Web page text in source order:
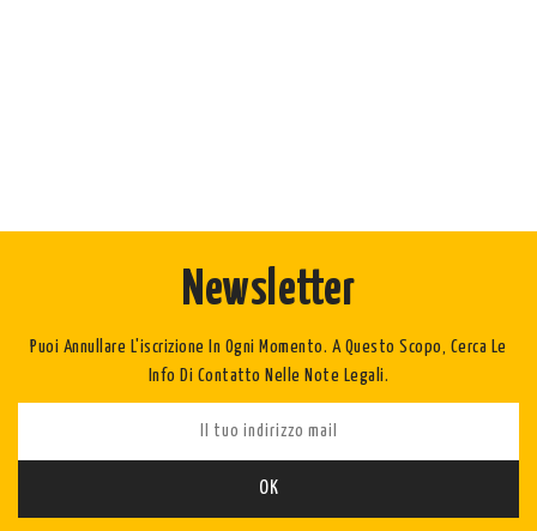
Newsletter
Puoi Annullare L'iscrizione In Ogni Momento. A Questo Scopo, Cerca Le
Info Di Contatto Nelle Note Legali.